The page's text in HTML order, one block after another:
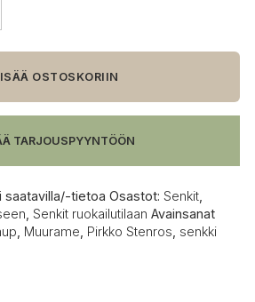
OSTOSKORIIN
TARJOUSPYYNTÖÖN
saatavilla/-tietoa Osastot: Senkit
Senkit ruokailutilaan Avainsanat
Muurame Pirkko Stenros senkki